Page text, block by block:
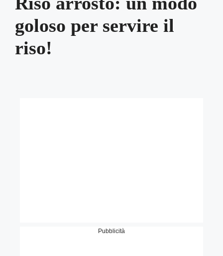
goloso per servire il
riso!
Pubblicità